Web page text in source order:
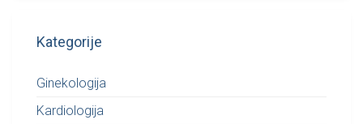
Kategorije
Ginekologija
Kardiologija